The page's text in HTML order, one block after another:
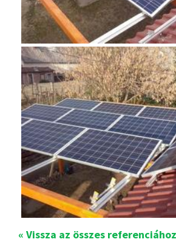
« Vissza az összes referenciához